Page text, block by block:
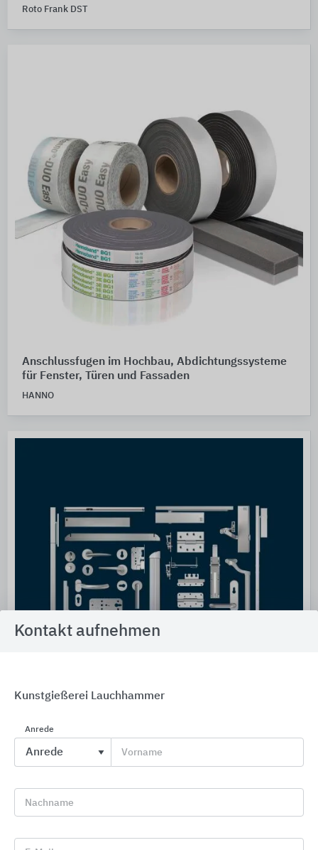
Roto Frank DST
Anschlussfugen im Hochbau, Abdichtungssysteme
für Fenster, Türen und Fassaden
HANNO
Türsystemtechnik von ECO Schulte
ECO Schulte
Kontakt aufnehmen
Kunstgießerei Lauchhammer
Anrede
Vorname
Nachname